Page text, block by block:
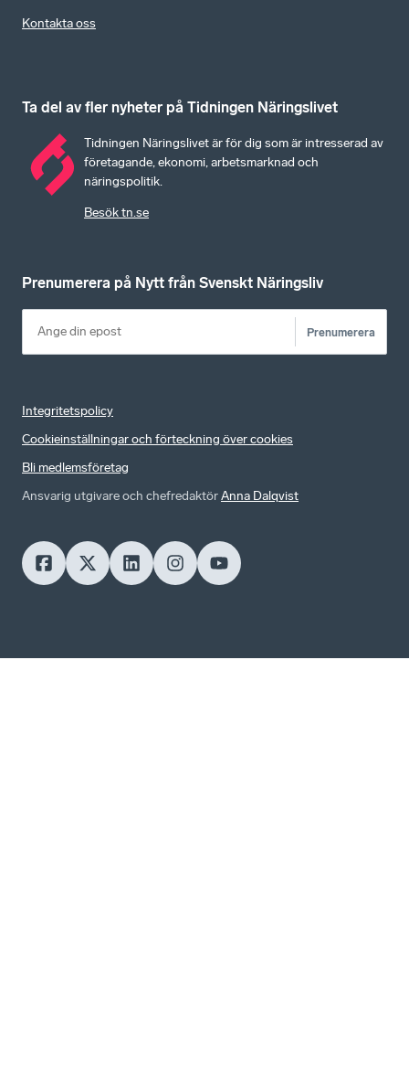
Kontakta oss
Ta del av fler nyheter på Tidningen Näringslivet
Tidningen Näringslivet är för dig som är intresserad av
företagande, ekonomi, arbetsmarknad och
näringspolitik.
Besök tn.se
Prenumerera på Nytt från Svenskt Näringsliv
Prenumerera
Integritetspolicy
Cookieinställningar och förteckning över cookies
Bli medlemsföretag
Ansvarig utgivare och chefredaktörAnna Dalqvist